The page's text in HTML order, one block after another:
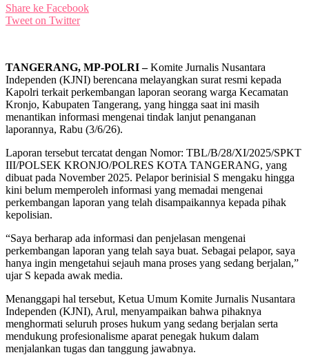
Share ke Facebook
Tweet on Twitter
TANGERANG, MP-POLRI –Komite Jurnalis Nusantara
Independen (KJNI) berencana melayangkan surat resmi kepada
Kapolri terkait perkembangan laporan seorang warga Kecamatan
Kronjo, Kabupaten Tangerang, yang hingga saat ini masih
menantikan informasi mengenai tindak lanjut penanganan
laporannya, Rabu (3/6/26).
Laporan tersebut tercatat dengan Nomor: TBL/B/28/XI/2025/SPKT
III/POLSEK KRONJO/POLRES KOTA TANGERANG, yang
dibuat pada November 2025. Pelapor berinisial S mengaku hingga
kini belum memperoleh informasi yang memadai mengenai
perkembangan laporan yang telah disampaikannya kepada pihak
kepolisian.
“Saya berharap ada informasi dan penjelasan mengenai
perkembangan laporan yang telah saya buat. Sebagai pelapor, saya
hanya ingin mengetahui sejauh mana proses yang sedang berjalan,”
ujar S kepada awak media.
Menanggapi hal tersebut, Ketua Umum Komite Jurnalis Nusantara
Independen (KJNI), Arul, menyampaikan bahwa pihaknya
menghormati seluruh proses hukum yang sedang berjalan serta
mendukung profesionalisme aparat penegak hukum dalam
menjalankan tugas dan tanggung jawabnya.